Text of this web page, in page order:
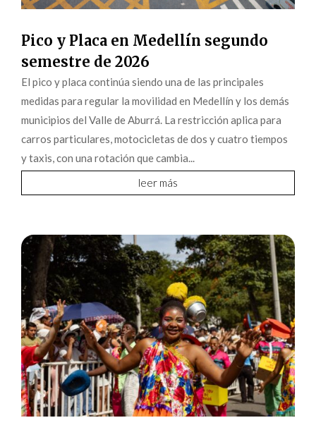
Pico y Placa en Medellín segundo
semestre de 2026
El pico y placa continúa siendo una de las principales
medidas para regular la movilidad en Medellín y los demás
municipios del Valle de Aburrá. La restricción aplica para
carros particulares, motocicletas de dos y cuatro tiempos
y taxis, con una rotación que cambia...
leer más